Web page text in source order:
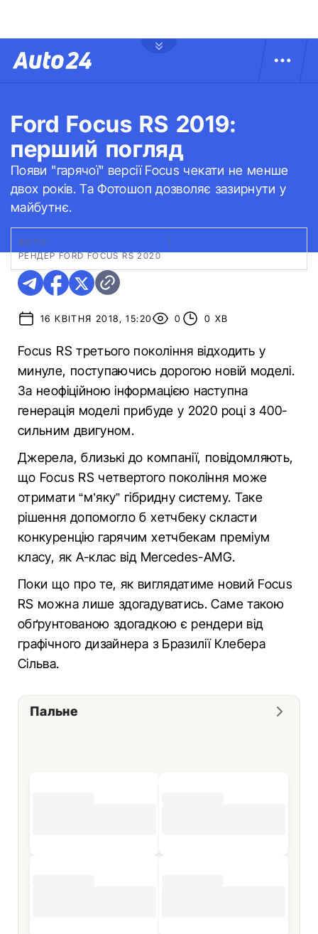
Ford Focus RS 2019:
перший погляд
Появи "гарячої" версії Focus чекати не менше
двох років. Та Фотошоп дозволяє зазирнути у
майбутнє.
ФОТО:
РЕНДЕР FORD FOCUS RS 2020
16 КВІТНЯ 2018, 15:20 0 0 ХВ
Focus RS третього покоління відходить у
минуле, поступаючись дорогою новій моделі.
За неофіційною інформацією наступна
генерація моделі прибуде у 2020 році з 400-
сильним двигуном.
Джерела, близькі до компанії, повідомляють,
що Focus RS четвертого покоління може
отримати “м’яку” гібридну систему. Таке
рішення допомогло б хетчбеку скласти
конкуренцію гарячим хетчбекам преміум
класу, як А-клас від Mercedes-AMG.
Поки що про те, як виглядатиме новий Focus
RS можна лише здогадуватись. Саме такою
обґрунтованою здогадкою є рендери від
графічного дизайнера з Бразилії Клебера
Сільва.
Пальне